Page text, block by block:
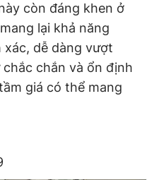
cấp ngày 24.3.2020
Thanh Niên. Cấm sao
sự chấp thuận bằng văn
còn đáng khen ở
lại khả năng
dễ dàng vượt
chắn và ổn định
giá có thể mang